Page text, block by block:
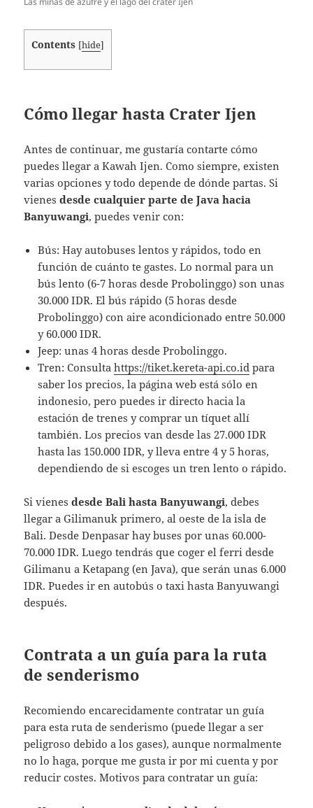
Contents [hide]
Cómo llegar hasta Crater Ijen
Antes de continuar, me gustaría contarte cómo
puedes llegar a Kawah Ijen. Como siempre, existen
varias opciones y todo depende de dónde partas. Si
vienesdesde cualquier parte de Java hacia
Banyuwangi, puedes venir con:
Bús: Hay autobuses lentos y rápidos, todo en
función de cuánto te gastes. Lo normal para un
bús lento (6-7 horas desde Probolinggo) son unas
30.000 IDR. El bús rápido (5 horas desde
Probolinggo) con aire acondicionado entre 50.000
y 60.000 IDR.
Jeep: unas 4 horas desde Probolinggo.
Tren: Consultahttps://tiket.kereta-api.co.id para
saber los precios, la página web está sólo en
indonesio, pero puedes ir directo hacia la
estación de trenes y comprar un tíquet allí
también. Los precios van desde las 27.000 IDR
hasta las 150.000 IDR, y lleva entre 4 y 5 horas,
dependiendo de si escoges un tren lento o rápido.
Si vienesdesde Bali hasta Banyuwangi, debes
llegar a Gilimanuk primero, al oeste de la isla de
Bali. Desde Denpasar hay buses por unas 60.000-
70.000 IDR. Luego tendrás que coger el ferri desde
Gilimanu a Ketapang (en Java), que serán unas 6.000
IDR. Puedes ir en autobús o taxi hasta Banyuwangi
después.
Contrata a un guía para la ruta
de senderismo
Recomiendo encarecidamente contratar un guía
para esta ruta de senderismo (puede llegar a ser
peligroso debido a los gases), aunque normalmente
no lo haga, porque me gusta ir por mi cuenta y por
reducir costes. Motivos para contratar un guía: